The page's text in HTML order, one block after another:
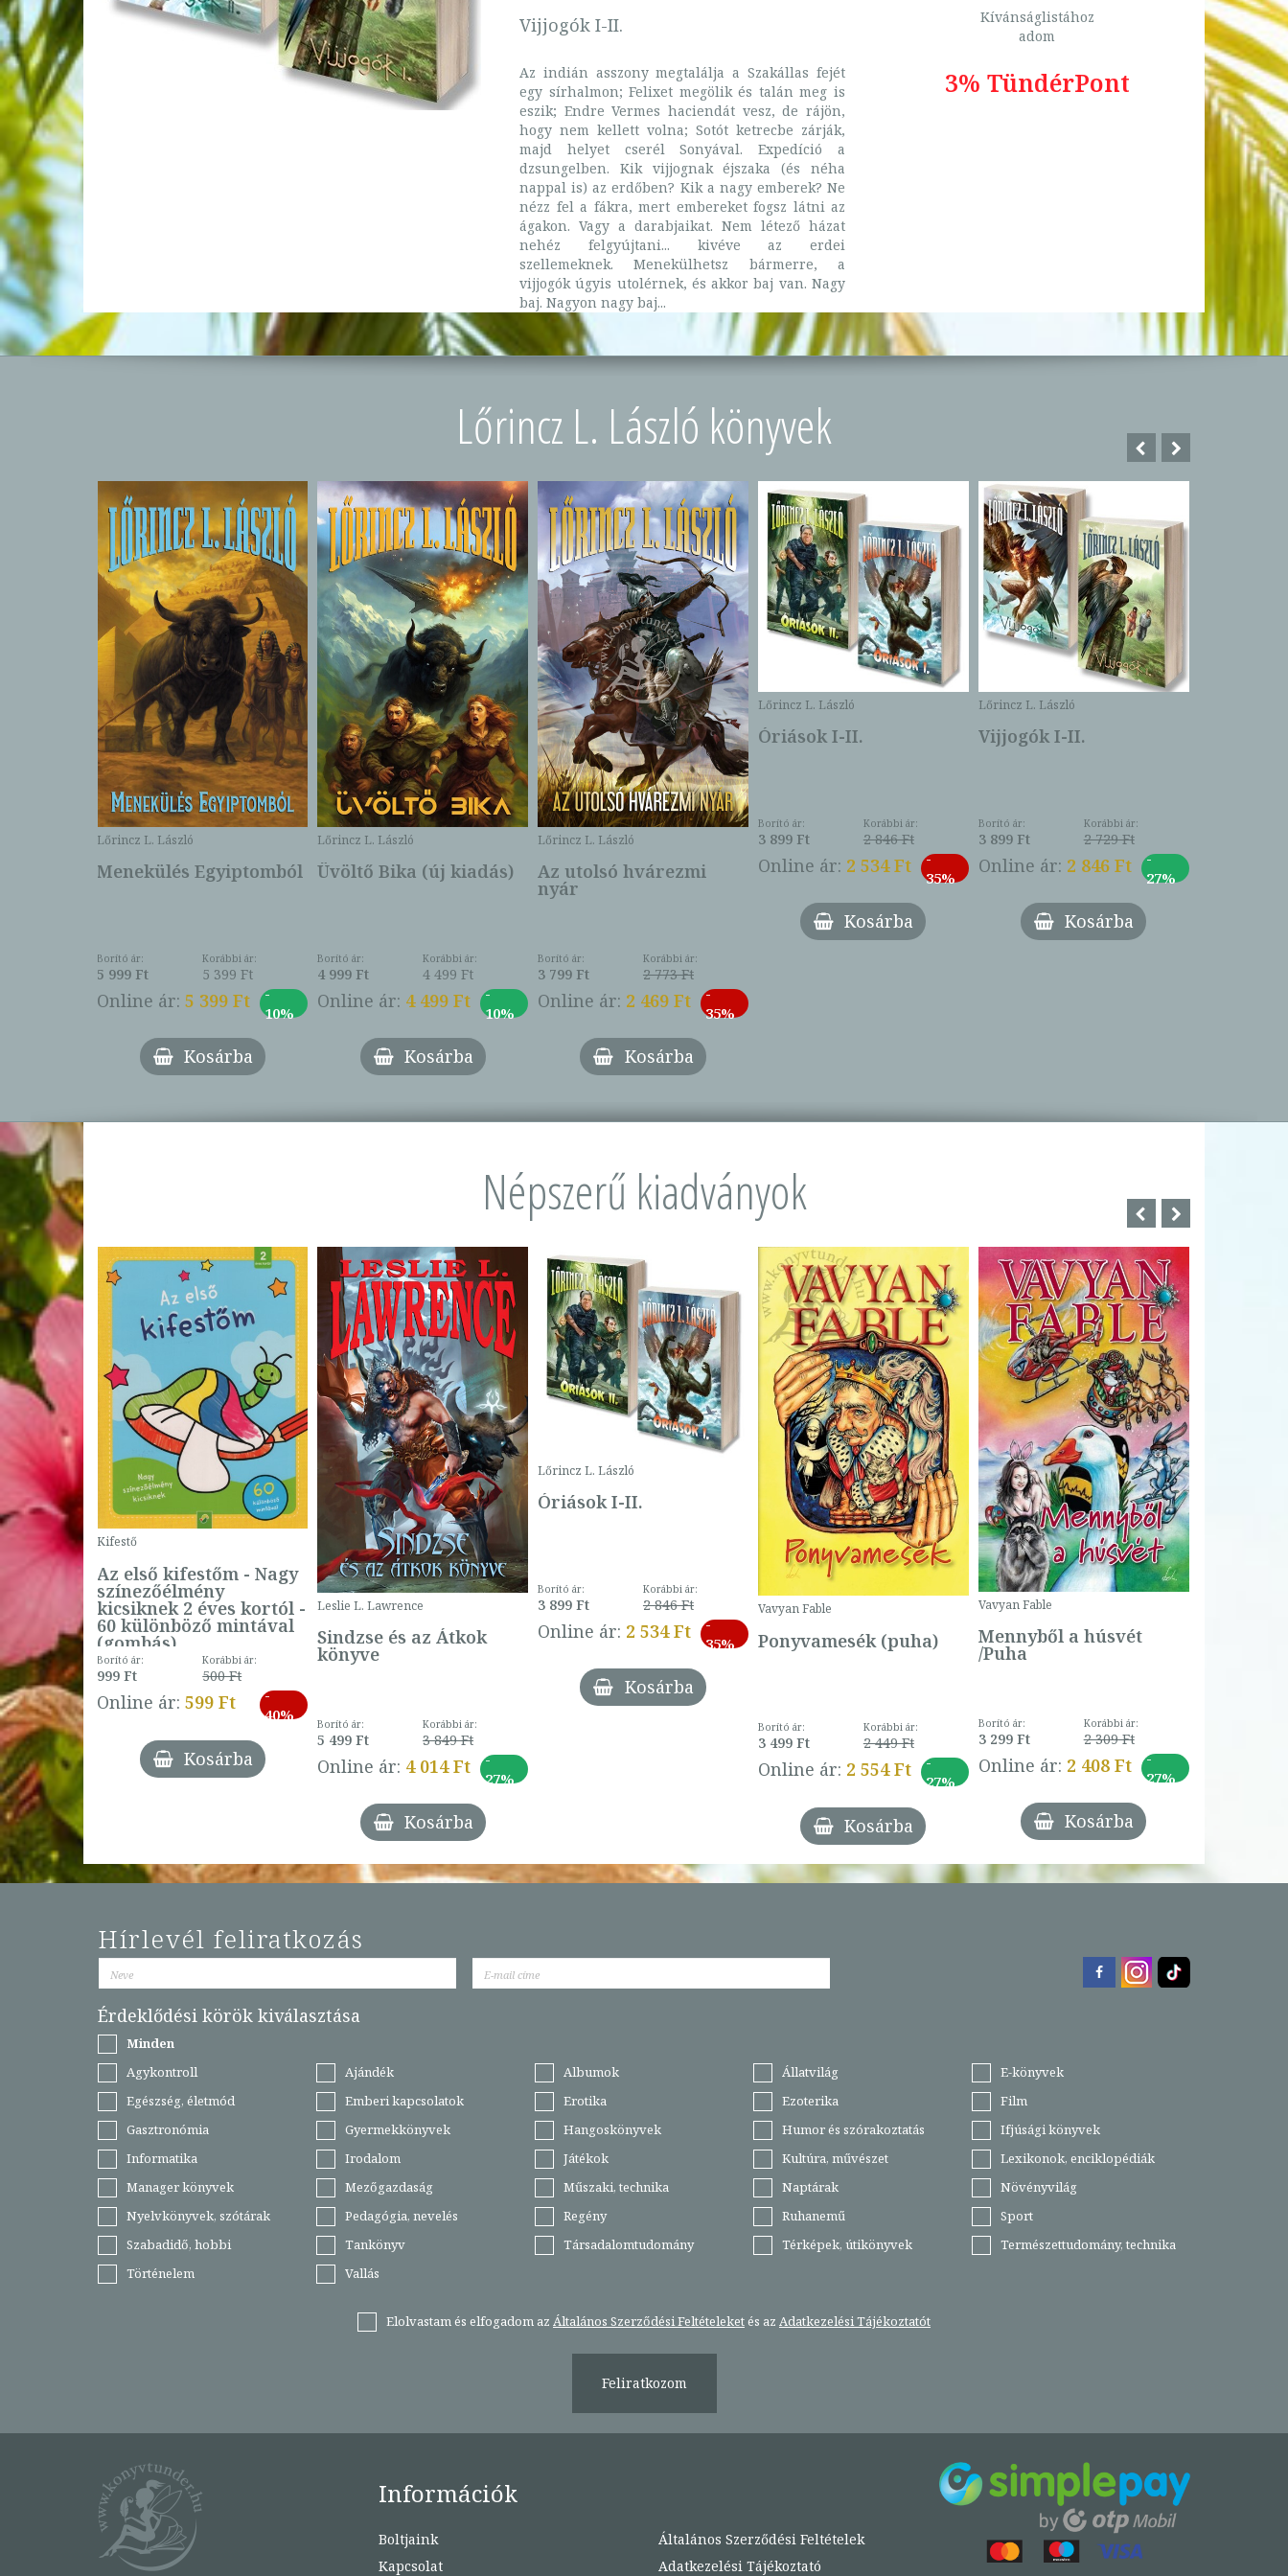
Vijjogók I-II.
Az indián asszony megtalálja a Szakállas fejét
egy sírhalmon; Felixet megölik és talán meg is
eszik; Endre Vermes haciendát vesz, de rájön,
hogy nem kellett volna; Sotót ketrecbe zárják,
majd helyet cserél Sonyával. Expedíció a
dzsungelben. Kik vijjognak éjszaka (és néha
nappal is) az erdőben? Kik a nagy emberek? Ne
nézz fel a fákra, mert embereket fogsz látni az
ágakon. Vagy a darabjaikat. Nem létező házat
nehéz felgyújtani... kivéve az erdei
szellemeknek. Menekülhetsz bármerre, a
vijjogók úgyis utolérnek, és akkor baj van. Nagy
baj. Nagyon nagy baj...
Kívánságlistához
adom
3% TündérPont
Lőrincz L. László könyvek
Lőrincz L. László
Menekülés Egyiptomból
Borító ár:
5 999 Ft
Korábbi ár:
5 399 Ft
Online ár: 5 399 Ft
-
10%
Kosárba
Lőrincz L. László
Üvöltő Bika (új kiadás)
Borító ár:
4 999 Ft
Korábbi ár:
4 499 Ft
Online ár: 4 499 Ft
-
10%
Kosárba
Lőrincz L. László
Az utolsó hvárezmi
nyár
Borító ár:
3 799 Ft
Korábbi ár:
2 773 Ft
Online ár: 2 469 Ft
-
35%
Kosárba
Lőrincz L. László
Óriások I-II.
Borító ár:
3 899 Ft
Korábbi ár:
2 846 Ft
Online ár: 2 534 Ft
-
35%
Kosárba
Lőrincz L. László
Vijjogók I-II.
Borító ár:
3 899 Ft
Korábbi ár:
2 729 Ft
Online ár: 2 846 Ft
-
27%
Kosárba
Népszerű kiadványok
Ft
Ft
-
27%
Kifestő
Az első kifestőm - Nagy
színezőélmény
kicsiknek 2 éves kortól -
60 különböző mintával
(gombás)
Borító ár:
999 Ft
Korábbi ár:
500 Ft
Online ár: 599 Ft
-
40%
Kosárba
Leslie L. Lawrence
Sindzse és az Átkok
könyve
Borító ár:
5 499 Ft
Korábbi ár:
3 849 Ft
Online ár: 4 014 Ft
-
27%
Kosárba
Lőrincz L. László
Óriások I-II.
Borító ár:
3 899 Ft
Korábbi ár:
2 846 Ft
Online ár: 2 534 Ft
-
35%
Kosárba
Vavyan Fable
Ponyvamesék (puha)
Borító ár:
3 499 Ft
Korábbi ár:
2 449 Ft
Online ár: 2 554 Ft
-
27%
Kosárba
Vavyan Fable
Mennyből a húsvét
/Puha
Borító ár:
3 299 Ft
Korábbi ár:
2 309 Ft
Online ár: 2 408 Ft
-
27%
Kosárba
Hírlevél feliratkozás
Érdeklődési körök kiválasztása
Minden
Agykontroll
Ajándék Albumok Állatvilág
E-könyvek
Egészség, életmód
Emberi kapcsolatok Erotika Ezoterika
Film
Gasztronómia
Gyermekkönyvek Hangoskönyvek Humor és szórakoztatás
Ifjúsági könyvek
Informatika
Irodalom Játékok Kultúra, művészet
Lexikonok, enciklopédiák
Manager könyvek
Mezőgazdaság Műszaki, technika Naptárak
Növényvilág
Nyelvkönyvek, szótárak
Pedagógia, nevelés Regény Ruhanemű
Sport
Szabadidő, hobbi
Tankönyv Társadalomtudomány Térképek, útikönyvek
Természettudomány, technika
Történelem
Vallás
Elolvastam és elfogadom az Általános Szerződési Feltételeketés az Adatkezelési Tájékoztatót
Feliratkozom
Információk
Boltjaink
Kapcsolat
Általános Szerződési Feltételek
Adatkezelési Tájékoztató